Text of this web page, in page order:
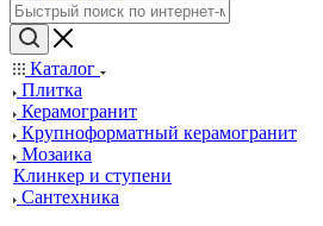
Каталог
Плитка
Керамогранит
Крупноформатный керамогранит
Мозаика
Клинкер и ступени
Сантехника